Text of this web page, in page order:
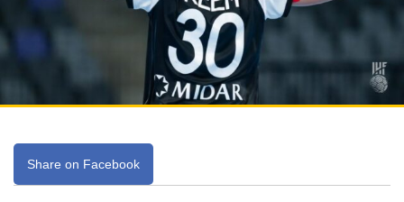
Share on Facebook